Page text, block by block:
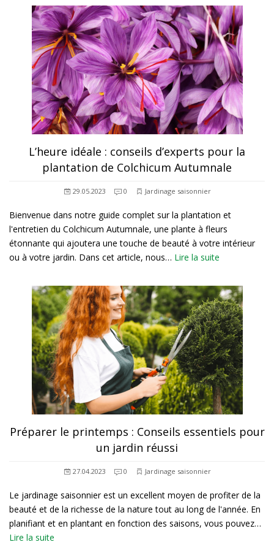
L’heure idéale : conseils d’experts pour la
plantation de Colchicum Autumnale
29.05.2023 0 Jardinage saisonnier
Bienvenue dans notre guide complet sur la plantation et
l'entretien du Colchicum Autumnale, une plante à fleurs
étonnante qui ajoutera une touche de beauté à votre intérieur
ou à votre jardin. Dans cet article, nous… Lire la suite
Préparer le printemps : Conseils essentiels pour
un jardin réussi
27.04.2023 0 Jardinage saisonnier
Le jardinage saisonnier est un excellent moyen de profiter de la
beauté et de la richesse de la nature tout au long de l'année. En
planifiant et en plantant en fonction des saisons, vous pouvez…
Lire la suite